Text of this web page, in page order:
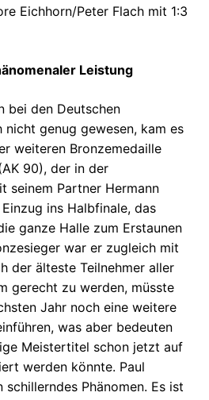
Eichhorn/Peter Flach mit 1:3
Leistung
bei den Deutschen
nicht genug gewesen, kam es
weiteren Bronzemedaille
90), der in der
seinem Partner Hermann
ins Halbfinale, das
ganze Halle zum Erstaunen
war er zugleich mit
der älteste Teilnehmer aller
gerecht zu werden, müsste
Jahr noch eine weitere
was aber bedeuten
Meistertitel schon jetzt auf
werden könnte. Paul
Phänomen. Es ist